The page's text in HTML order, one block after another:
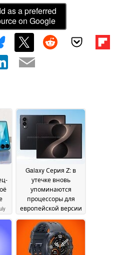
as a preferred
on Google
Galaxy Серия Z: в
утечке вновь
упоминаются
процессоры для
европейской версии
смартфонов
Samsung08 July 2026